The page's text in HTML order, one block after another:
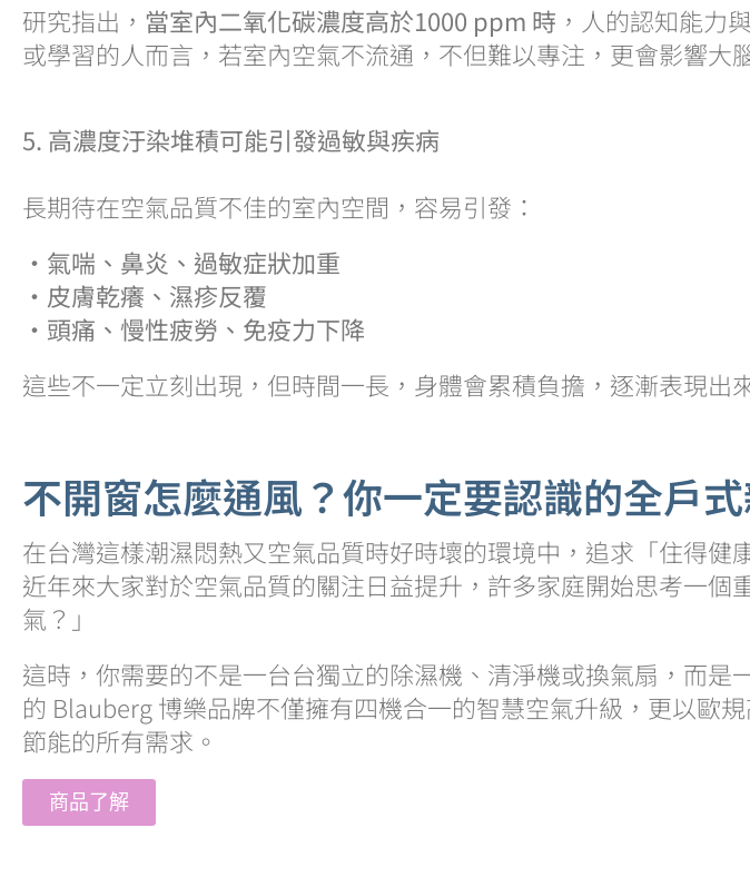
研究指出， 當室內二氧化碳濃度高於1000 ppm 時 ，人的認知能力
或學習的人而言，若室內空氣不流通，不但難以專注，更會影響大
5. 高濃度汙染堆積可能引發過敏與疾病
長期待在空氣品質不佳的室內空間，容易引發：
・氣喘、鼻炎、過敏症狀加重
・皮膚乾癢、濕疹反覆
・頭痛、慢性疲勞、免疫力下降
這些不一定立刻出現，但時間一長，身體會累積負擔，逐漸表現出
不開窗怎麼通風？你一定要認識的全戶
在台灣這樣潮濕悶熱又空氣品質時好時壞的環境中，追求「住得
近年來大家對於空氣品質的關注日益提升，許多家庭開始思考一
氣？」
這時，你需要的不是一台台獨立的除濕機、清淨機或換氣扇，而
的 Blauberg 博樂品牌不僅擁有四機合一的智慧空氣升級，更以歐
節能的所有需求。
商品了解